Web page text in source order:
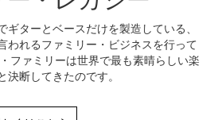
ギターとベースだけを製造している、
われるファミリー・ビジネスを行って
ファミリーは世界で最も素晴らしい楽
決断してきたのです。